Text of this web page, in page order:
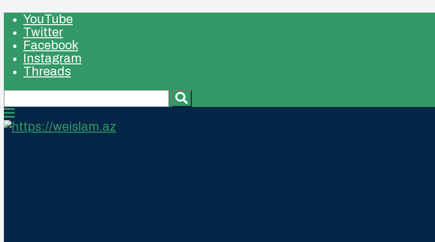
YouTube
Twitter
Facebook
Instagram
Threads